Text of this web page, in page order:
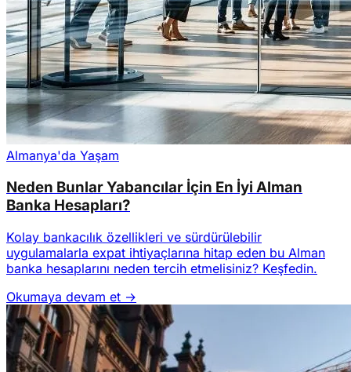
Almanya'da Yaşam
Neden Bunlar Yabancılar İçin En İyi Alman
Banka Hesapları?
Kolay bankacılık özellikleri ve sürdürülebilir
uygulamalarla expat ihtiyaçlarına hitap eden bu Alman
banka hesaplarını neden tercih etmelisiniz? Keşfedin.
Okumaya devam et →